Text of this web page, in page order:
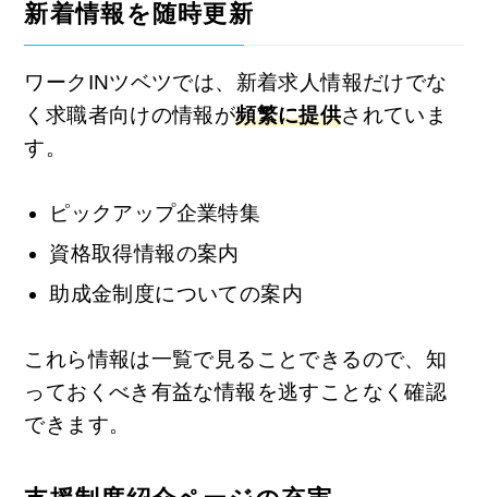
新着情報を随時更新
ワークINツベツでは、新着求人情報だけでな
く求職者向けの情報が頻繁に提供されていま
す。
ピックアップ企業特集
資格取得情報の案内
助成金制度についての案内
これら情報は一覧で見ることできるので、知
っておくべき有益な情報を逃すことなく確認
できます。